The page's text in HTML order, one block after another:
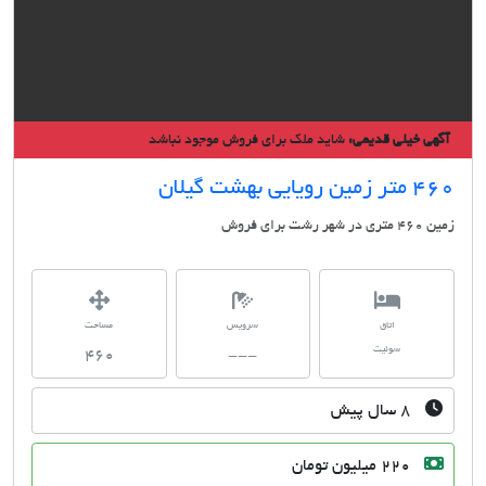
خیلی قدیمی: شاید ملک برای فروش موجود نباشد
۸ سال پیش